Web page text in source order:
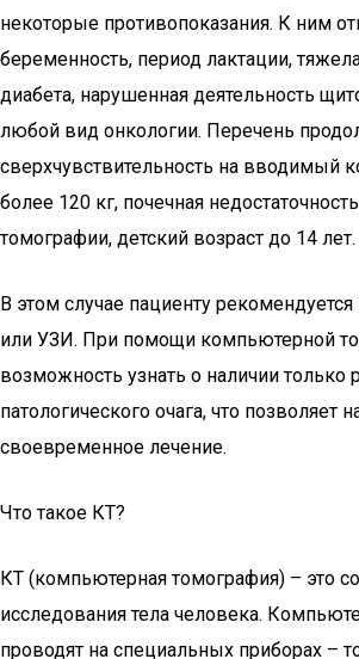
некоторые противопоказания. К ним
беременность, период лактации,
диабета, нарушенная деятельность
любой вид онкологии. Перечень
сверхчувствительность на вводимый
более 120 кг, почечная
томографии, детский возраст до 14 лет.
В этом случае пациенту
или УЗИ. При помощи компьютерной
возможность узнать о наличии
патологического очага, что позволяет
своевременное лечение.
Что такое КТ?
КТ (компьютерная томография) – это
исследования тела человека.
проводят на специальных приборах –